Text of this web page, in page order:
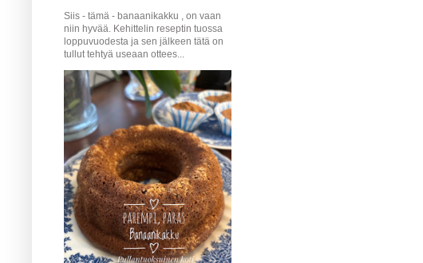
Siis - tämä - banaanikakku , on vaan
niin hyvää. Kehittelin reseptin tuossa
loppuvuodesta ja sen jälkeen tätä on
tullut tehtyä useaan ottees...